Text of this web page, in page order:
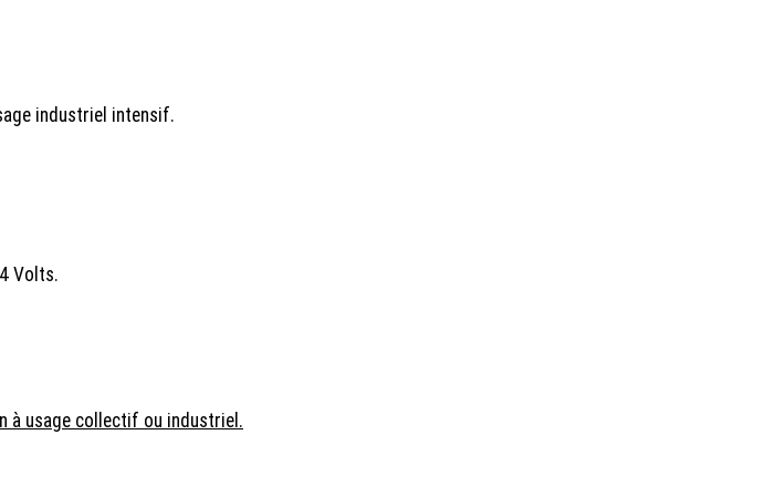
industriel intensif.
Volts.
à usage collectif ou industriel.